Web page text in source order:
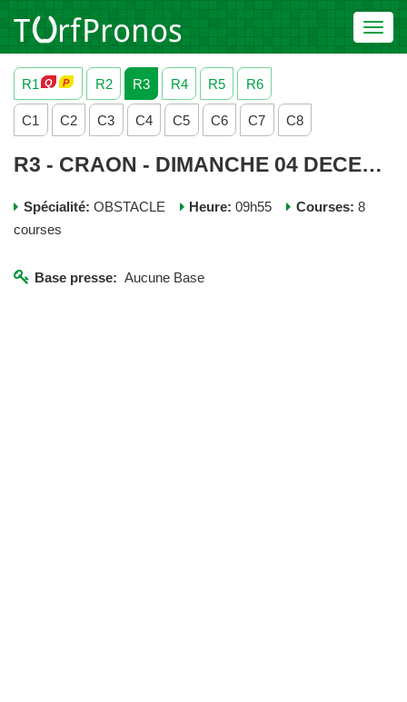
R1
R2 R3 R4 R5 R6
C1 C2 C3 C4 C5 C6 C7 C8
R3 - CRAON - DIMANCHE 04 DECEMBRE 2022
Spécialité: OBSTACLE Heure: 09h55 Courses: 8
courses
Base presse: Aucune Base